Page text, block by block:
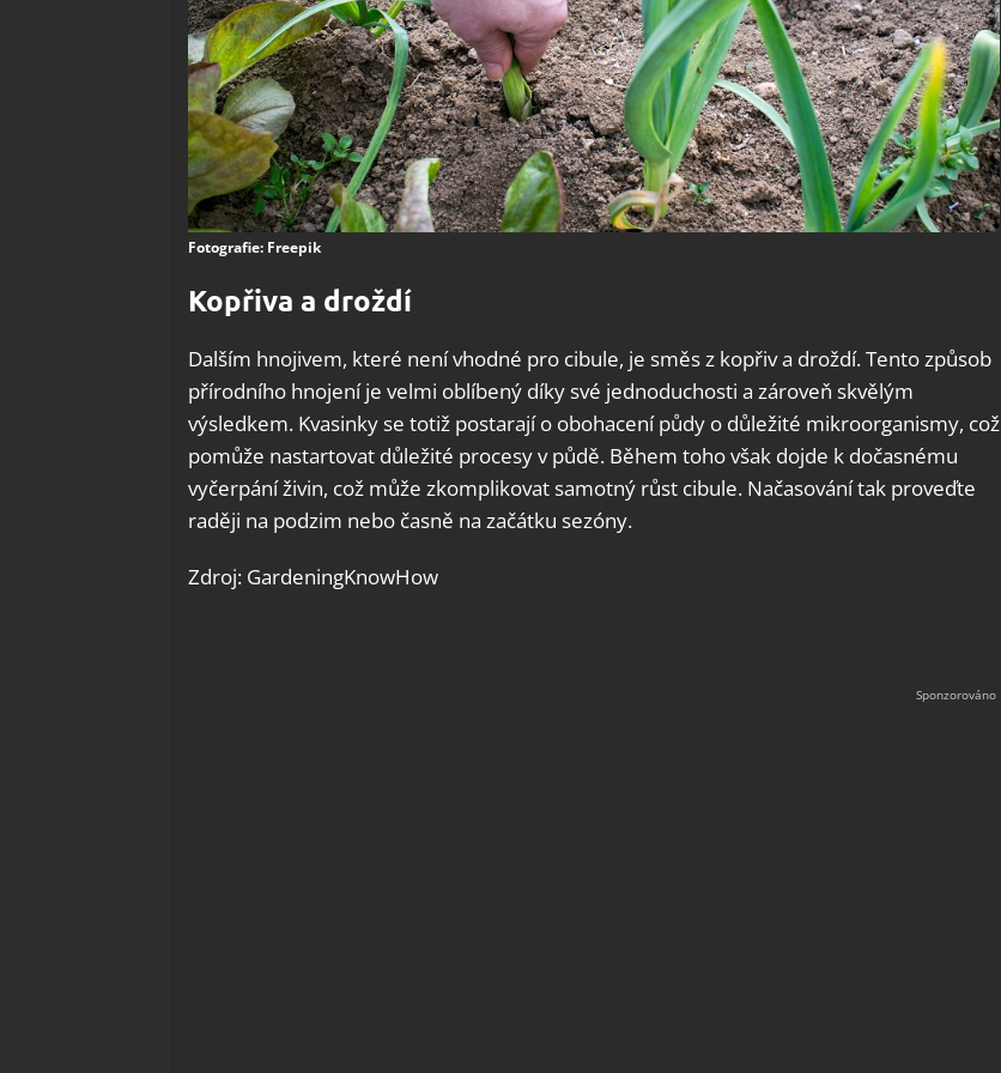
Fotografie: Freepik
Kopřiva a droždí
Dalším hnojivem, které není vhodné pro cibule, je směs z kopřiv a droždí. Tento způsob
přírodního hnojení je velmi oblíbený díky své jednoduchosti a zároveň skvělým
výsledkem. Kvasinky se totiž postarají o obohacení půdy o důležité mikroorganismy, což
pomůže nastartovat důležité procesy v půdě. Během toho však dojde k dočasnému
vyčerpání živin, což může zkomplikovat samotný růst cibule. Načasování tak proveďte
raději na podzim nebo časně na začátku sezóny.
Zdroj: GardeningKnowHow